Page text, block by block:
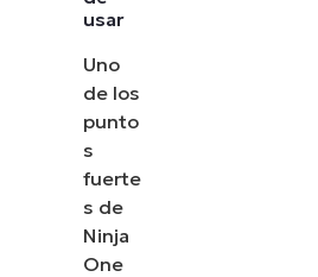
usar
Uno
de los
punto
s
fuerte
s de
Ninja
One